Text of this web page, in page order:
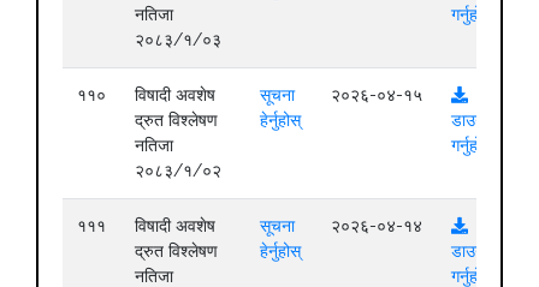
नतिजा
२०८३/१/०३
गर्नुहोस्
११०
विषादी अवशेष
द्रुत विश्लेषण
नतिजा
२०८३/१/०२
सूचना
हेर्नुहोस्
२०२६-०४-१५
डाउनलोड
गर्नुहोस्
१११
विषादी अवशेष
द्रुत विश्लेषण
नतिजा
सूचना
हेर्नुहोस्
२०२६-०४-१४
डाउनलोड
गर्नुहोस्